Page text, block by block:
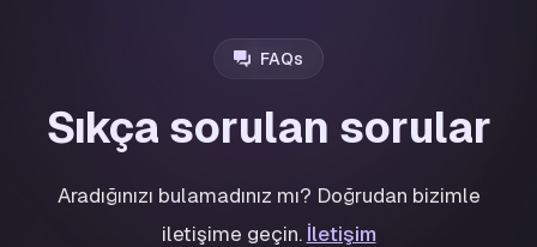
FAQs
Sıkça sorulan sorular
Aradığınızı bulamadınız mı? Doğrudan bizimle
iletişime geçin. İletişim